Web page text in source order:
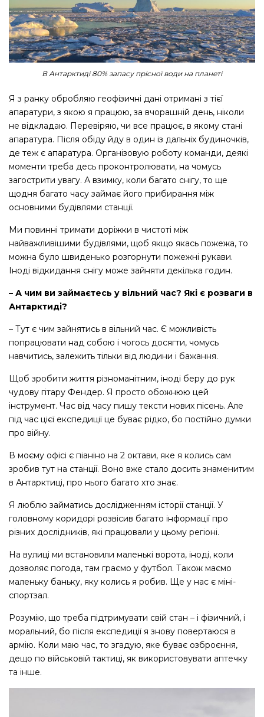
В Антарктиді 80% запасу прісної води на планеті
Я з ранку обробляю геофізичні дані отримані з тієї
апаратури, з якою я працюю, за вчорашній день, ніколи
не відкладаю. Перевіряю, чи все працює, в якому стані
апаратура. Після обіду йду в один із дальніх будиночків,
де теж є апаратура. Організовую роботу команди, деякі
моменти треба десь проконтролювати, на чомусь
загострити увагу. А взимку, коли багато снігу, то ще
щодня багато часу займає його прибирання між
основними будівлями станції.
Ми повинні тримати доріжки в чистоті між
найважливішими будівлями, щоб якщо якась пожежа, то
можна було швиденько розгорнути пожежні рукави.
Іноді відкидання снігу може зайняти декілька годин.
– А чим ви займаєтесь у вільний час? Які є розваги в
Антарктиді?
– Тут є чим зайнятись в вільний час. Є можливість
попрацювати над собою і чогось досягти, чомусь
навчитись, залежить тільки від людини і бажання.
Щоб зробити життя різноманітним, іноді беру до рук
чудову гітару Фендер. Я просто обожнюю цей
інструмент. Час від часу пишу тексти нових пісень. Але
під час цієї експедиції це буває рідко, бо постійно думки
про війну.
В моєму офісі є піаніно на 2 октави, яке я колись сам
зробив тут на станції. Воно вже стало досить знаменитим
в Антарктиці, про нього багато хто знає.
Я люблю займатись дослідженням історії станції. У
головному коридорі розвісив багато інформації про
різних дослідників, які працювали у цьому регіоні.
На вулиці ми встановили маленькі ворота, іноді, коли
дозволяє погода, там граємо у футбол. Також маємо
маленьку баньку, яку колись я робив. Ще у нас є міні-
спортзал.
Розумію, що треба підтримувати свій стан – і фізичний, і
моральний, бо після експедиції я знову повертаюся в
армію. Коли маю час, то згадую, яке буває озброєння,
дещо по військовій тактиці, як використовувати аптечку
та інше.